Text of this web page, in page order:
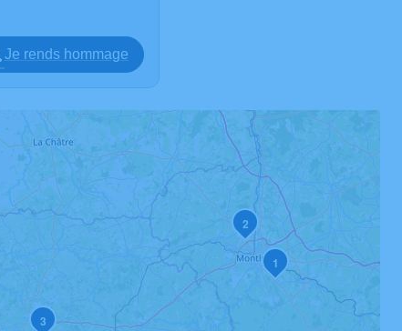
Je rends hommage
1
2
3